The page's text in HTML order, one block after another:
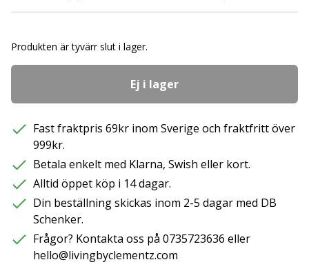
Produkten är tyvärr slut i lager.
Ej i lager
Fast fraktpris 69kr inom Sverige och fraktfritt över
999kr.
Betala enkelt med Klarna, Swish eller kort.
Alltid öppet köp i 14 dagar.
Din beställning skickas inom 2-5 dagar med DB
Schenker.
Frågor? Kontakta oss på 0735723636 eller
hello@livingbyclementz.com